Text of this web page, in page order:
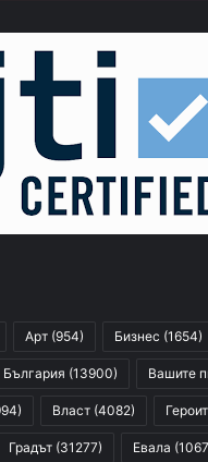
Арт (954) Бизнес (1654)
България (13900) Вашите
Власт (4082)
Градът (31277) Евала